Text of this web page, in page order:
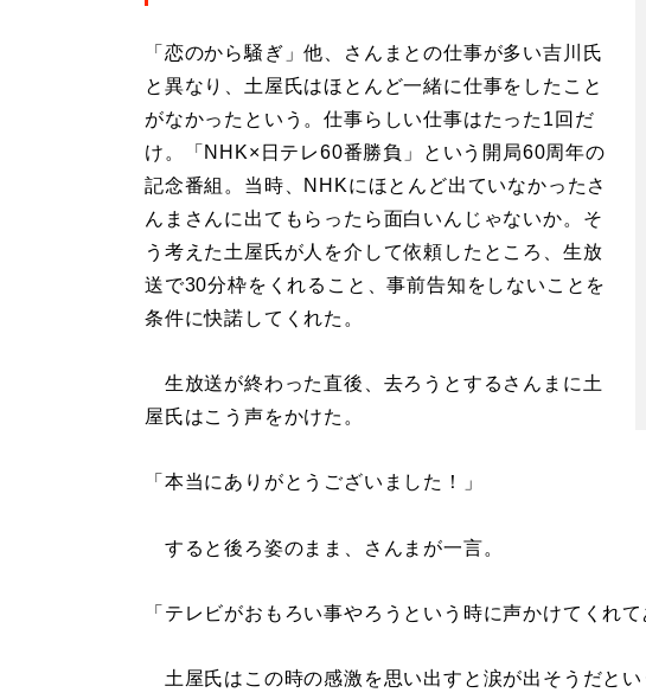
「恋のから騒ぎ」他、さんまとの仕事が多い吉川氏
と異なり、土屋氏はほとんど一緒に仕事をしたこと
がなかったという。仕事らしい仕事はたった1回だ
け。「NHK×日テレ60番勝負」という開局60周年の
記念番組。当時、NHKにほとんど出ていなかったさ
んまさんに出てもらったら面白いんじゃないか。そ
う考えた土屋氏が人を介して依頼したところ、生放
送で30分枠をくれること、事前告知をしないことを
条件に快諾してくれた。
生放送が終わった直後、去ろうとするさんまに土
屋氏はこう声をかけた。
「本当にありがとうございました！」
すると後ろ姿のまま、さんまが一言。
「テレビがおもろい事やろうという時に声かけてくれて
土屋氏はこの時の感激を思い出すと涙が出そうだとい